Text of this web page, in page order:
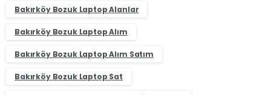
Bakırköy Bozuk Laptop Alanlar
Bakırköy Bozuk Laptop Alım
Bakırköy Bozuk Laptop Alım Satım
Bakırköy Bozuk Laptop Sat